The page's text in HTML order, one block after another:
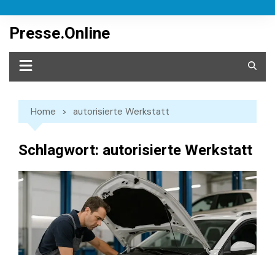
content
Presse.Online
Home autorisierte Werkstatt
Schlagwort: autorisierte Werkstatt